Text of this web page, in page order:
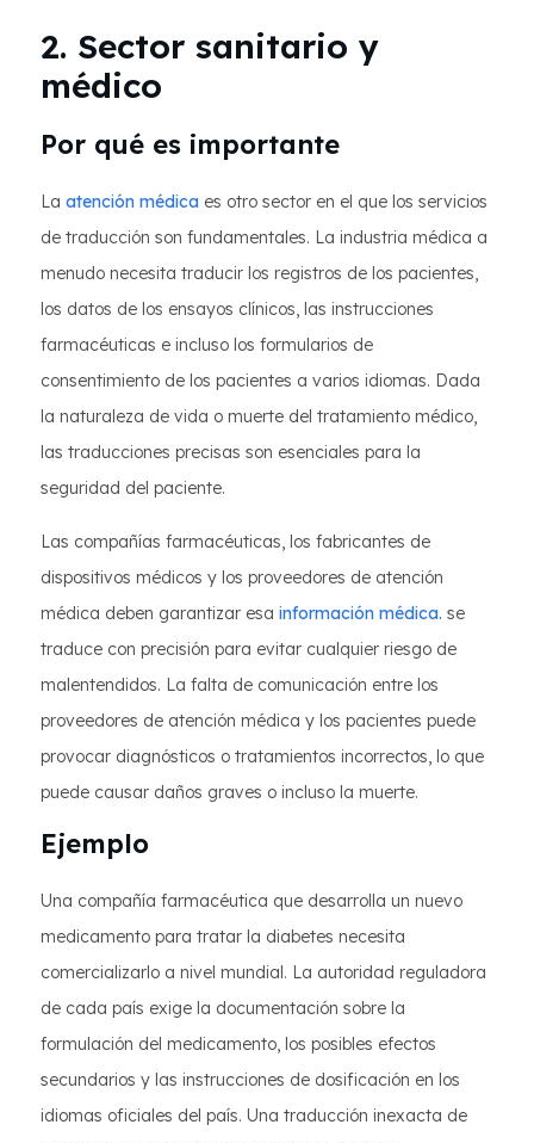
2. Sector sanitario y
médico
Por qué es importante
La atención médica es otro sector en el que los servicios
de traducción son fundamentales. La industria médica a
menudo necesita traducir los registros de los pacientes,
los datos de los ensayos clínicos, las instrucciones
farmacéuticas e incluso los formularios de
consentimiento de los pacientes a varios idiomas. Dada
la naturaleza de vida o muerte del tratamiento médico,
las traducciones precisas son esenciales para la
seguridad del paciente.
Las compañías farmacéuticas, los fabricantes de
dispositivos médicos y los proveedores de atención
médica deben garantizar esa información médica. se
traduce con precisión para evitar cualquier riesgo de
malentendidos. La falta de comunicación entre los
proveedores de atención médica y los pacientes puede
provocar diagnósticos o tratamientos incorrectos, lo que
puede causar daños graves o incluso la muerte.
Ejemplo
Una compañía farmacéutica que desarrolla un nuevo
medicamento para tratar la diabetes necesita
comercializarlo a nivel mundial. La autoridad reguladora
de cada país exige la documentación sobre la
formulación del medicamento, los posibles efectos
secundarios y las instrucciones de dosificación en los
idiomas oficiales del país. Una traducción inexacta de